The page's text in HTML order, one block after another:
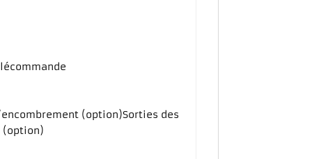
(option)Sorties des
(option)